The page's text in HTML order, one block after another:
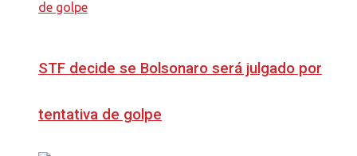
STF decide se Bolsonaro será julgado por
tentativa de golpe